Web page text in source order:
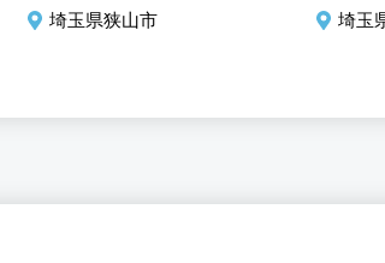
埼玉県狭山市
埼玉